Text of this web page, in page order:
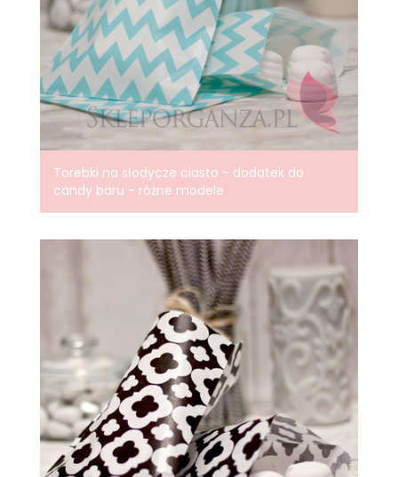
Torebki na słodycze ciasto - dodatek do
candy baru - różne modele